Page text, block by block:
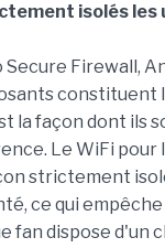
isolés les
Secure Firewall,
constituent
la façon dont ils
Le WiFi pour
strictement
ce qui
fan dispose d'un